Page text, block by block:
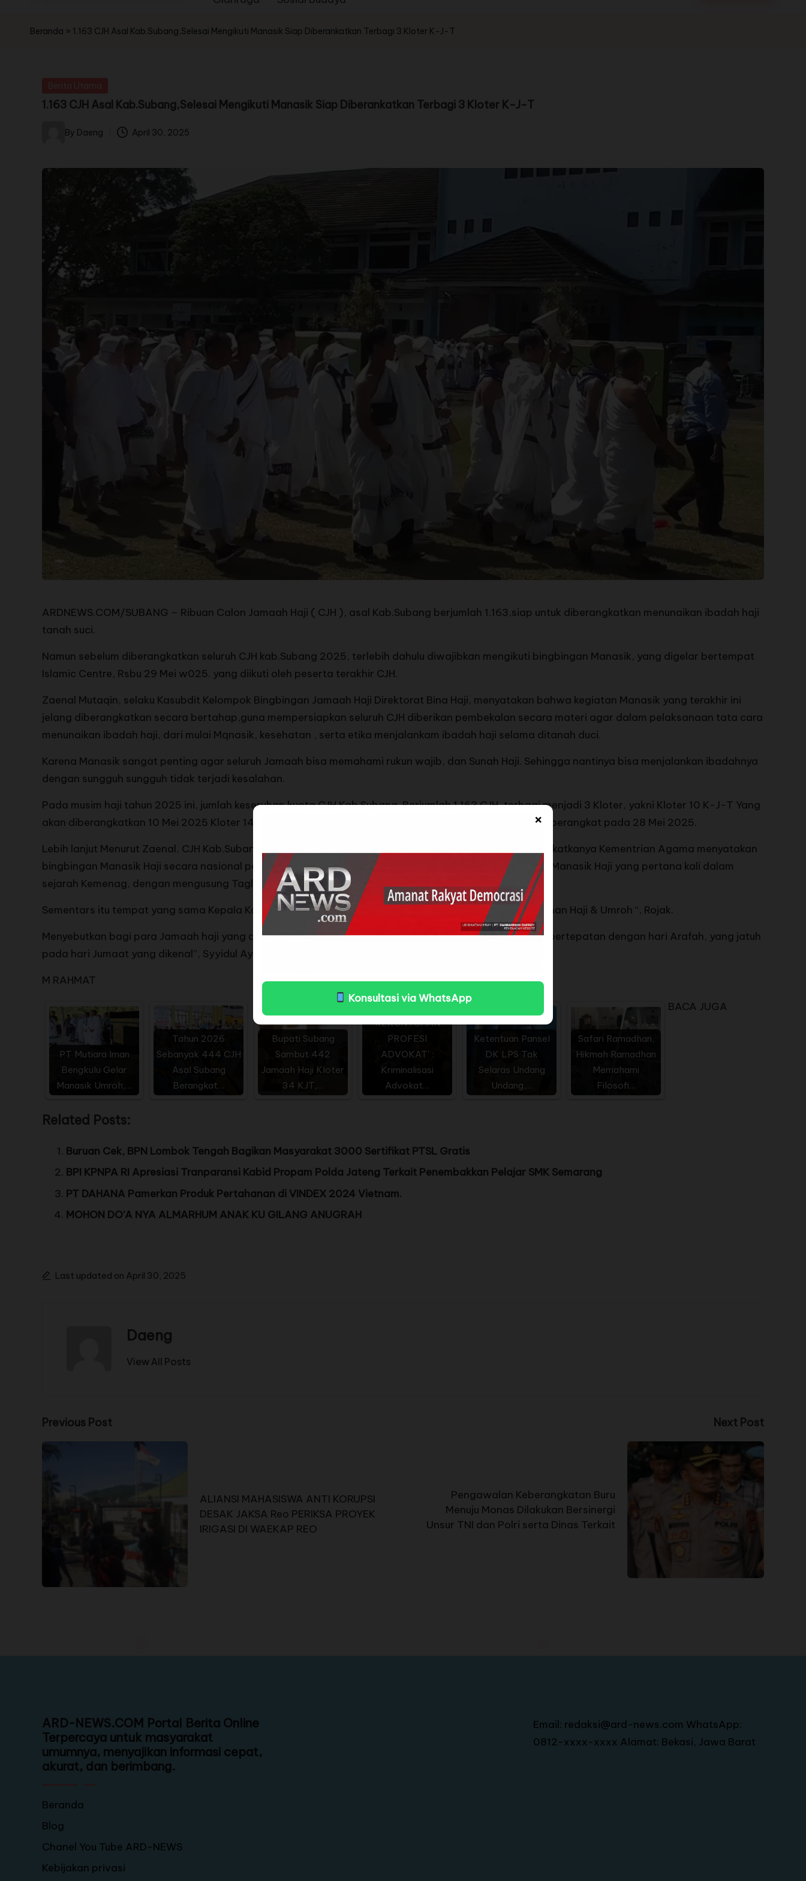
×
Konsultasi via WhatsApp
Beranda » 1.163 CJH Asal Kab.Subang,Selesai Mengikuti Manasik Siap Diberankatkan Terbagi 3 Kloter K-J-T
1.163 CJH Asal Kab.Subang,Selesai Mengikuti Manasik Siap Diberankatkan Terbagi 3 Kloter K-J-T
By Daeng April 30, 2025
ARDNEWS.COM/SUBANG – Ribuan Calon Jamaah Haji ( CJH ), asal Kab.Subang berjumlah 1.163,siap untuk diberangkatkan menunaikan ibadah haji
tanah suci.
Namun sebelum diberangkatkan seluruh CJH kab.Subang 2025, terlebih dahulu diwajibkan mengikuti bingbingan Manasik, yang digelar bertempat
Islamic Centre, Rsbu 29 Mei w025. yang diikuti oleh peserta terakhir CJH.
Zaenal Mutaqin, selaku Kasubdit Kelompok Bingbingan Jamaah Haji Direktorat Bina Haji, menyatakan bahwa kegiatan Manasik yang terakhir ini
jelang diberangkatkan secara bertahap,guna mempersiapkan seluruh CJH diberikan pembekalan secara materi agar dalam pelaksanaan tata cara
menunaikan ibadah haji, dari mulai Mqnasik, kesehatan , serta etika menjalankam ibadah haji selama ditanah duci.
Karena Manasik sangat penting agar seluruh Jamaah bisa memahami rukun wajib, dan Sunah Haji. Sehingga nantinya bisa menjalankan ibadahnya
dengan sungguh sungguh tidak terjadi kesalahan.
Pada musim haji tahun 2025 ini, jumlah keseruhan kuota CJH Kab Subang. Berjumlah 1.163 CJH, terbagi menjadi 3 Kloter, yakni Kloter 10 K-J-T Yang
akan diberangkatkan 10 Mei 2025 Kloter 14 K-J-T 17 Mei 2025, Kliter 17 K-J-T Mei 2025, dan 26 K-J-T berangkat pada 28 Mei 2025.
Lebih lanjut Menurut Zaenal, CJH Kab.Subang, rata rata daftar tunggu 12 tahun sampai dengan diberangkatkanya Kementrian Agama menyatakan
bingbingan Manasik Haji secara nasional pada tahun 2025 ini, dilakukan secara HYRD. Yang merupakan Manasik Haji yang pertana kali dalam
sejarah Kemenag, dengan mengusung Tagline ‘, Haji Ramah Lansia,Jelasnya.
Sementars itu tempat yang sama Kepala Kantor Kemenag Subang ” Badruzaman, dampingi Kasi Pelayanan Haji & Umroh “, Rojak.
Menyebutkan bagi para Jamaah haji yang diberangkatkan pada tahun 2025 ini beruntung sekali karena bertepatan dengan hari Arafah, yang jatuh
pada hari Jumaat yang dikenal”, Syyidul Ayyam, atau sebagai penghulu segala hari, Tuturnya.
M RAHMAT
BACA JUGA
PT Mutiara Iman
Bengkulu Gelar
Manasik Umroh,…
Tahun 2026
Sebanyak 444 CJH
Asal Subang
Berangkat…
Bupati Subang
Sambut 442
Jamaah Haji Kloter
34 KJT,…
KERUNTUHAN
PROFESI
ADVOKAT' :
Kriminalisasi
Advokat…
Ketentuan Pansel
DK LPS Tak
Selaras Undang
Undang,…
Safari Ramadhan,
Hikmah Ramadhan
Memahami
Filosofi…
Related Posts:
Buruan Cek, BPN Lombok Tengah Bagikan Masyarakat 3000 Sertifikat PTSL Gratis
BPI KPNPA RI Apresiasi Tranparansi Kabid Propam Polda Jateng Terkait Penembakkan Pelajar SMK Semarang
PT DAHANA Pamerkan Produk Pertahanan di VINDEX 2024 Vietnam.
MOHON DO’A NYA ALMARHUM ANAK KU GILANG ANUGRAH
Last updated on April 30, 2025
Daeng
View All Posts
Previous Post
ALIANSI MAHASISWA ANTI KORUPSI
DESAK JAKSA Reo PERIKSA PROYEK
IRIGASI DI WAEKAP REO
Next Post
Pengawalan Keberangkatan Buru
Menuju Monas Dilakukan Bersinergi
Unsur TNI dan Polri serta Dinas Terkait
ARD-NEWS.COM Portal Berita Online
Terpercaya untuk masyarakat
umumnya, menyajikan informasi cepat,
akurat, dan berimbang.
Beranda
Blog
Chanel You Tube ARD-NEWS
Kebijakan privasi
Email: redaksi@ard-news.com WhatsApp:
0812-xxxx-xxxx Alamat: Bekasi, Jawa Barat